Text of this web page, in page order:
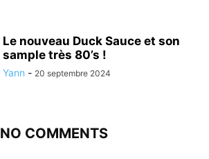
Le nouveau Duck Sauce et son
sample très 80’s !
Yann - 20 septembre 2024
NO COMMENTS